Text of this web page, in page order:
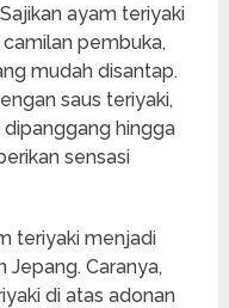
ayam teriyaki
pembuka,
mudah disantap.
saus teriyaki,
hingga
sensasi
teriyaki menjadi
Caranya,
di atas adonan